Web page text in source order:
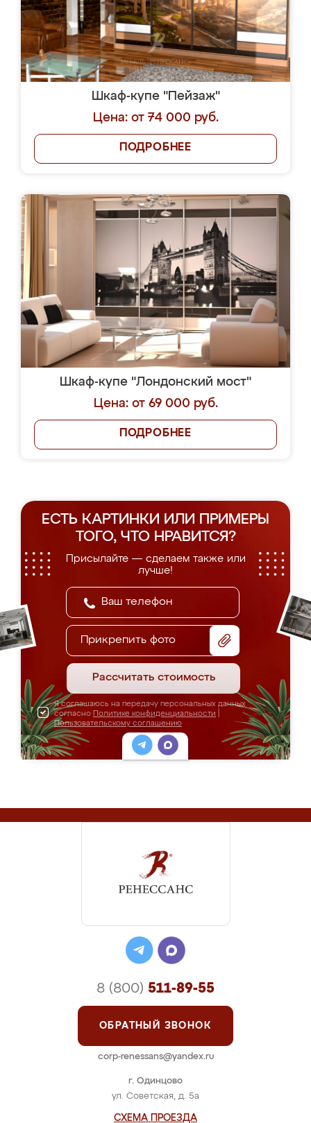
Шкаф-купе "Пейзаж"
Цена: от 74 000 руб.
ПОДРОБНЕЕ
Шкаф-купе "Лондонский мост"
Цена: от 69 000 руб.
ПОДРОБНЕЕ
ЕСТЬ КАРТИНКИ ИЛИ ПРИМЕРЫ
ТОГО, ЧТО НРАВИТСЯ?
Присылайте — сделаем также или
лучше!
Прикрепить фото
Рассчитать стоимость
Я соглашаюсь на передачу персональных данных
согласно Политике конфиденциальности
Пользовательскому соглашению
г. Одинцово
ул. Советская, д. 5а
СХЕМА ПРОЕЗДА
8 (800) 511-89-55
ОБРАТНЫЙ ЗВОНОК
corp-renessans@yandex.ru